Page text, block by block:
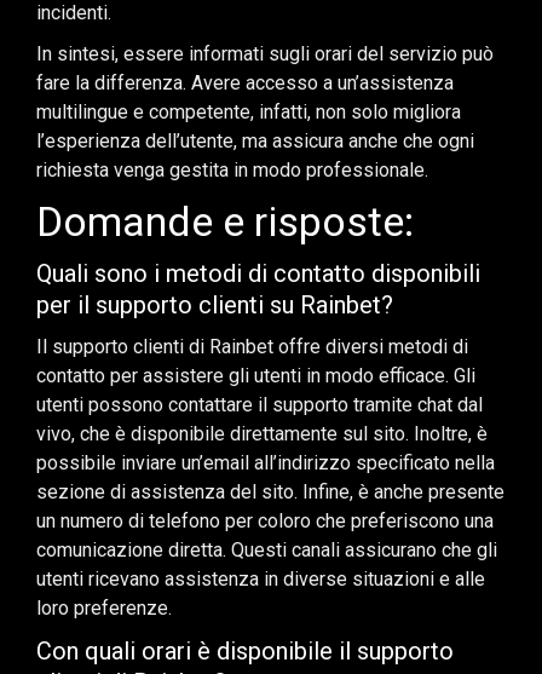
incidenti.
In sintesi, essere informati sugli orari del servizio può
fare la differenza. Avere accesso a un’assistenza
multilingue e competente, infatti, non solo migliora
l’esperienza dell’utente, ma assicura anche che ogni
richiesta venga gestita in modo professionale.
Domande e risposte:
Quali sono i metodi di contatto disponibili
per il supporto clienti su Rainbet?
Il supporto clienti di Rainbet offre diversi metodi di
contatto per assistere gli utenti in modo efficace. Gli
utenti possono contattare il supporto tramite chat dal
vivo, che è disponibile direttamente sul sito. Inoltre, è
possibile inviare un’email all’indirizzo specificato nella
sezione di assistenza del sito. Infine, è anche presente
un numero di telefono per coloro che preferiscono una
comunicazione diretta. Questi canali assicurano che gli
utenti ricevano assistenza in diverse situazioni e alle
loro preferenze.
Con quali orari è disponibile il supporto